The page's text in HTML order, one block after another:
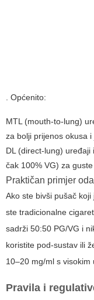
. Općenito:
MTL (mouth-to-lung)
za bolji prijenos okusa i
DL (direct-lung)
čak 100% VG) za
Praktičan primjer
Ako ste bivši pušač
ste tradicionalne
sadrži 50:50 PG/VG i
koristite pod-sustav ili
10–20 mg/ml s visokim
Pravila i